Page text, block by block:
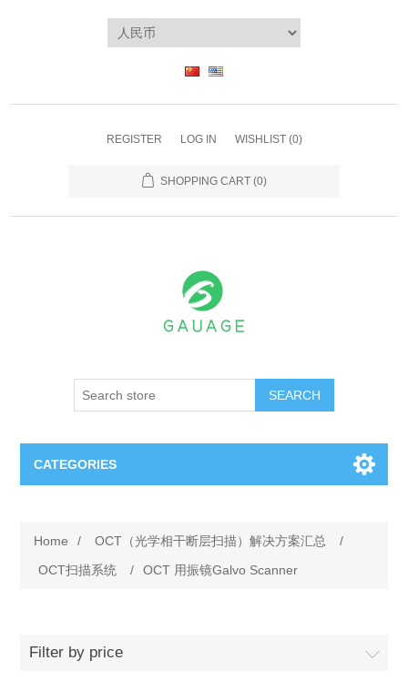
REGISTER LOG IN WISHLIST (0)
SHOPPING CART (0)
SEARCH
CATEGORIES
OCT MZI干涉仪
BC Solar Cell Solution
Home / OCT（光学相干断层扫描）解决方案汇总
/
OCT扫描系统
/ OCT 用振镜Galvo Scanner
Filter by price